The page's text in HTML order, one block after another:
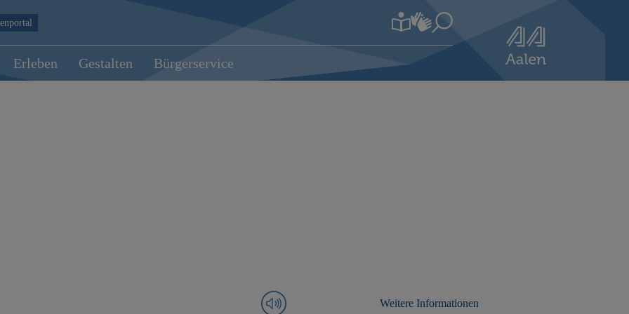
Erleben Gestalten Bürgerservice
Weitere Informationen